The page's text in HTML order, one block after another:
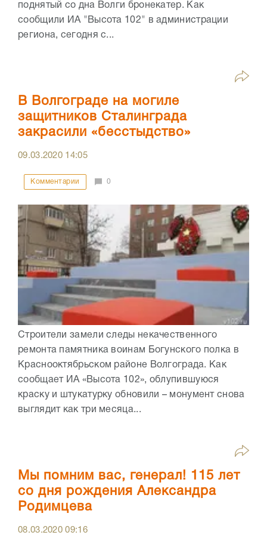
поднятый со дна Волги бронекатер. Как
сообщили ИА "Высота 102" в администрации
региона, сегодня с...
В Волгограде на могиле
защитников Сталинграда
закрасили «бесстыдство»
09.03.2020 14:05
Комментарии 0
Строители замели следы некачественного
ремонта памятника воинам Богунского полка в
Краснооктябрьском районе Волгограда. Как
сообщает ИА «Высота 102», облупившуюся
краску и штукатурку обновили – монумент снова
выглядит как три месяца...
Мы помним вас, генерал! 115 лет
со дня рождения Александра
Родимцева
08.03.202009:16